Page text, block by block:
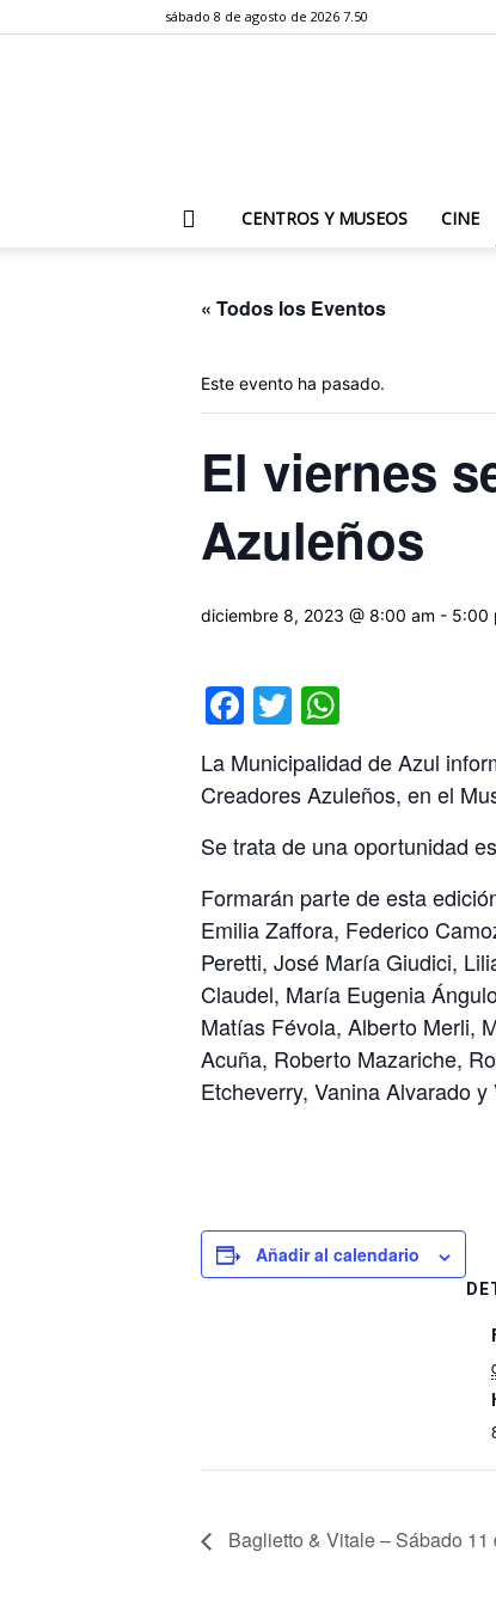
sábado 8 de agosto de 2026 7.50
CENTROS Y MUSEOS CINE
« Todos los Eventos
Este evento ha pasado.
El viernes
Azuleños
diciembre 8, 2023 @ 8:00 am - 5:00
Facebook
Twitter
La Municipalidad de Azul
Creadores Azuleños, en el
Se trata de una oportunidad
Formarán parte de esta
Emilia Zaffora, Federico
Peretti, José María Giudici,
Claudel, María Eugenia
Matías Févola, Alberto Merli,
Acuña, Roberto Mazariche,
Etcheverry, Vanina Alvarado
Añadir al calendario
Baglietto & Vitale – Sábado 11